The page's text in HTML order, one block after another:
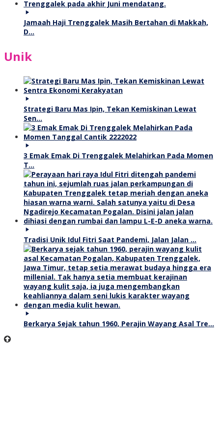
Jamaah Haji Trenggalek Masih Bertahan di Makkah,
D…
Unik
Strategi Baru Mas Ipin, Tekan Kemiskinan Lewat
Sen…
3 Emak Emak Di Trenggalek Melahirkan Pada Momen
T…
Tradisi Unik Idul Fitri Saat Pandemi, Jalan Jalan …
Berkarya Sejak tahun 1960, Perajin Wayang Asal Tre…